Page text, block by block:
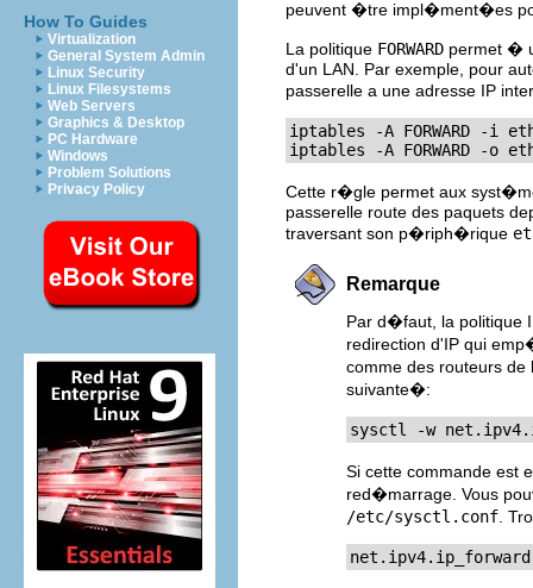
How To Guides
Virtualization
General System Admin
Linux Security
Linux Filesystems
Web Servers
Graphics & Desktop
PC Hardware
Windows
Problem Solutions
Privacy Policy
peuvent �tre impl�ment�es
La politique FORWARD permet �
d'un LAN. Par exemple, pour
passerelle a une adresse IP
iptables -A FORWARD -i
iptables -A FORWARD -o
Cette r�gle permet aux
passerelle route des paquets
traversant son p�riph�rique
Remarque
Par d�faut, la politique
redirection d'IP qui
comme des routeurs
suivante�:
sysctl -w
Si cette commande
red�marrage. Vous
/etc/sysctl.conf .